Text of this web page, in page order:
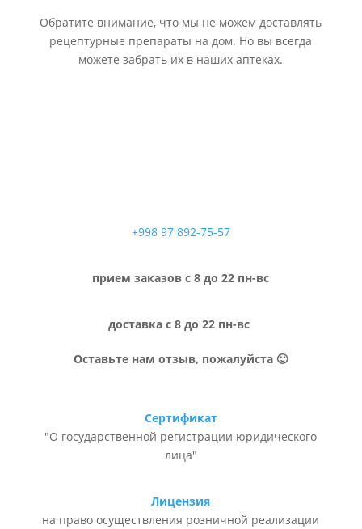
Обратите внимание, что мы не можем доставлять
рецептурные препараты на дом. Но вы всегда
можете забрать их в наших аптеках.
+998 97 892-75-57
прием заказов с 8 до 22 пн-вс
доставка с 8 до 22 пн-вс
Оставьте нам отзыв, пожалуйста 🙂
Сертификат
"О государственной регистрации юридического
лица"
Лицензия
на право осуществления розничной реализации